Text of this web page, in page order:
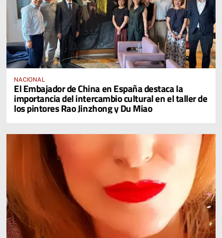
NACIONAL
El Embajador de China en España destaca la
importancia del intercambio cultural en el taller de
los pintores Rao Jinzhong y Du Miao